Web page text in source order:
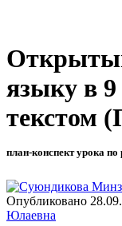
языку в 9
текстом
план-конспект урока
Опубликовано
Юлаевна